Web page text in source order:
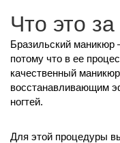
Что это за
Бразильский маникюр
потому что в ее
качественный
восстанавливающим
ногтей.
Для этой процедуры